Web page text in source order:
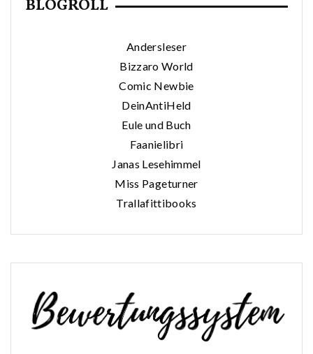
BLOGROLL
Andersleser
Bizzaro World
Comic Newbie
DeinAntiHeld
Eule und Buch
Faanielibri
Janas Lesehimmel
Miss Pageturner
Trallafittibooks